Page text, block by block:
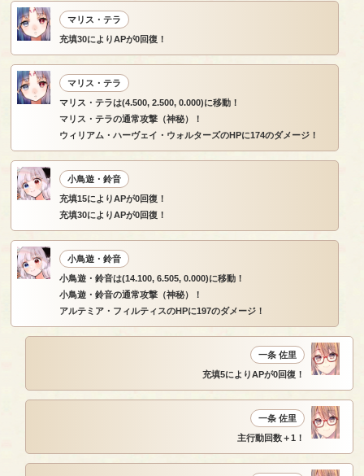
マリス・テラ
充填30によりAPが0回復！
マリス・テラ
マリス・テラは(4.500, 2.500, 0.000)に移動！
マリス・テラの通常攻撃（神秘）！
ウィリアム・ハーヴェイ・ウォルターズのHPに174のダメージ！
小鳥遊・鈴音
充填15によりAPが0回復！
充填30によりAPが0回復！
小鳥遊・鈴音
小鳥遊・鈴音は(14.100, 6.505, 0.000)に移動！
小鳥遊・鈴音の通常攻撃（神秘）！
アルテミア・フィルティスのHPに197のダメージ！
一条 佐里
充填5によりAPが0回復！
一条 佐里
主行動回数＋1！